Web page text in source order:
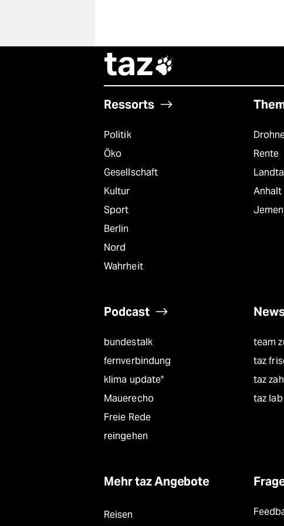
taz
Ressorts
Politik
Öko
Gesellschaft
Kultur
Sport
Berlin
Nord
Wahrheit
Rente
Anhalt
Jemen
Podcast
bundestalk
fernverbindung
klima update°
Mauerecho
Freie Rede
reingehen
team
taz
taz
taz
Mehr taz Angebote
Reisen